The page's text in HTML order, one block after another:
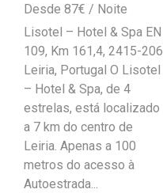
87€
Lisotel – Hotel & Spa EN
109, Km 161,4, 2415-206
Leiria, Portugal O Lisotel
– Hotel & Spa, de 4
estrelas, está localizado
a 7 km do centro de
Leiria. Apenas a 100
metros do acesso à
Autoestrada...